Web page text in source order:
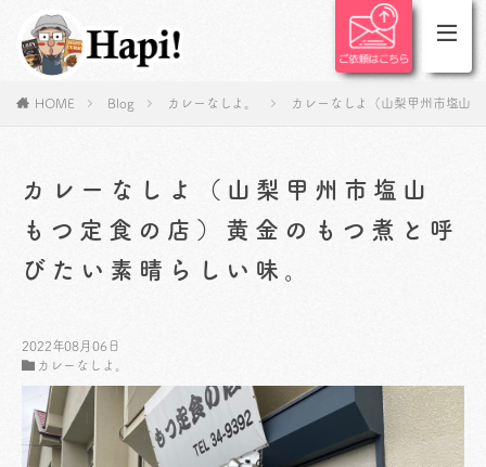
HOME Blog カレーなしよ。 カレーなしよ（山梨甲州市塩山
カレーなしよ（山梨甲州市塩山
もつ定食の店）黄金のもつ煮と呼
びたい素晴らしい味。
2022年08月06日
カレーなしよ。